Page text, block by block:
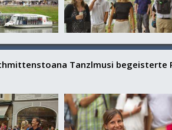
Tanzlmusi begeisterte